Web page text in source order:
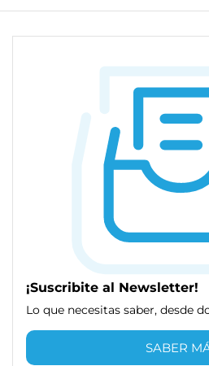
¡Suscribite al Newsletter!
Lo que necesitas saber, desde
SABER